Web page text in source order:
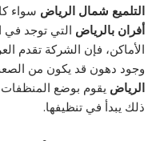
التلميع شمال الرياض سواء
أفران بالرياض التي توجد في
الأماكن، فإن الشركة تقدم
وجود دهون قد يكون من
الرياض يقوم بوضع المنظفات
ذلك يبدأ في تنظيفها.